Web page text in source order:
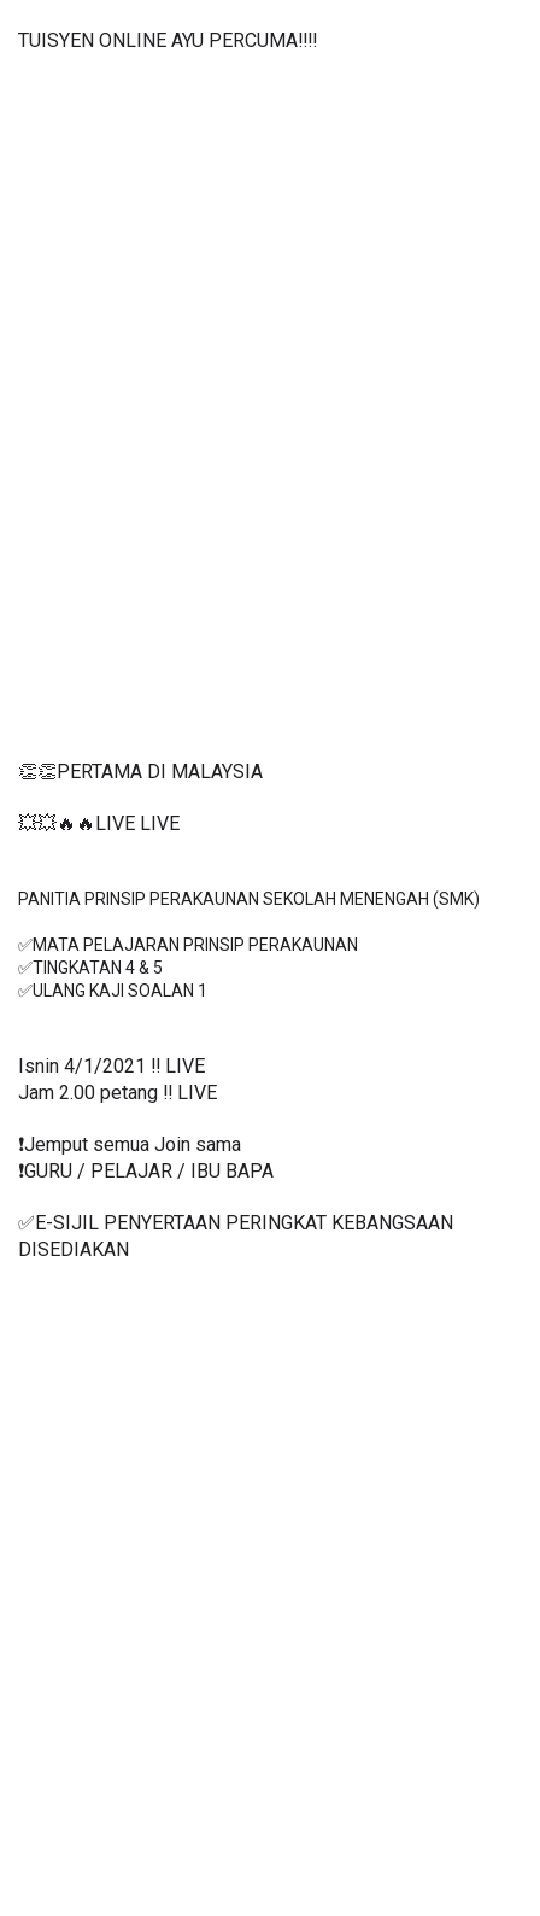
TUISYEN ONLINE AYU PERCUMA‼️‼️
👏👏PERTAMA DI MALAYSIA
💥💥🔥🔥LIVE LIVE
PANITIA PRINSIP PERAKAUNAN SEKOLAH MENENGAH (SMK)
✅MATA PELAJARAN PRINSIP PERAKAUNAN
✅TINGKATAN 4 & 5
Isnin 4/1/2021 ‼️ LIVE
Jam 2.00 petang ‼️ LIVE
❗️Jemput semua Join sama
❗️GURU / PELAJAR / IBU BAPA
✅E-SIJIL PENYERTAAN PERINGKAT KEBANGSAAN
DISEDIAKAN